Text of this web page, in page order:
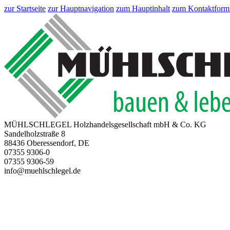
zur Startseite zur Hauptnavigation zum Hauptinhalt zum
MÜHLSCHLEGEL Holzhandelsgesellschaft mbH & Co. KG
Sandelholzstraße 8
88436 Oberessendorf, DE
07355 9306-0
07355 9306-59
info@muehlschlegel.de